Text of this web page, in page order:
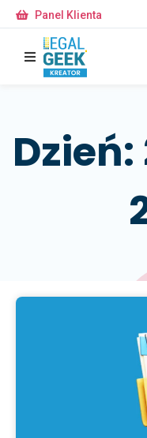
Panel Klienta